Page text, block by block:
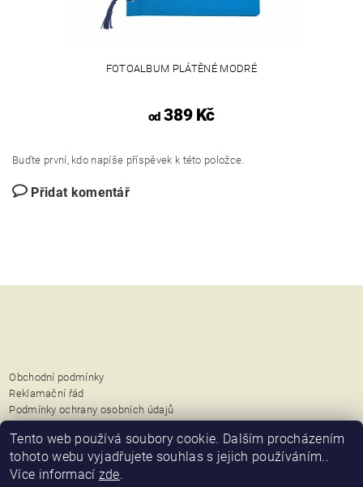
FOTOALBUM PLÁTĚNÉ MODRÉ
od389 Kč
Buďte první, kdo napíše příspěvek k této položce.
Přidat komentář
Obchodní podmínky
Reklamační řád
Podmínky ochrany osobních údajů
Přijímáme platební karty
Tento web používá soubory cookie. Dalším procházením
tohoto webu vyjadřujete souhlas s jejich používáním..
Více informací zde.